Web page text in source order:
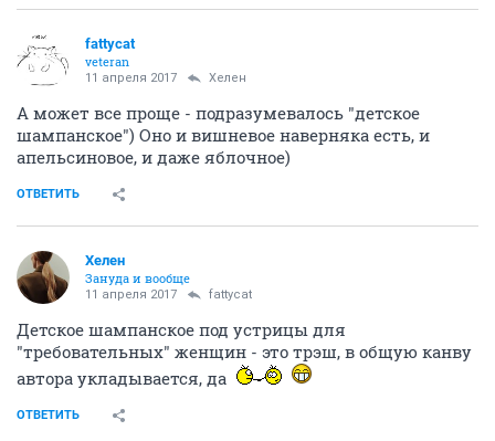
fattycat
veteran
11 апреля 2017 Хелен
А может все проще - подразумевалось "детское
шампанское") Оно и вишневое наверняка есть, и
апельсиновое, и даже яблочное)
ОТВЕТИТЬ
Хелен
Зануда и вообще
11 апреля 2017 fattycat
Детское шампанское под устрицы для
"требовательных" женщин - это трэш, в общую канву
автора укладывается, да
ОТВЕТИТЬ